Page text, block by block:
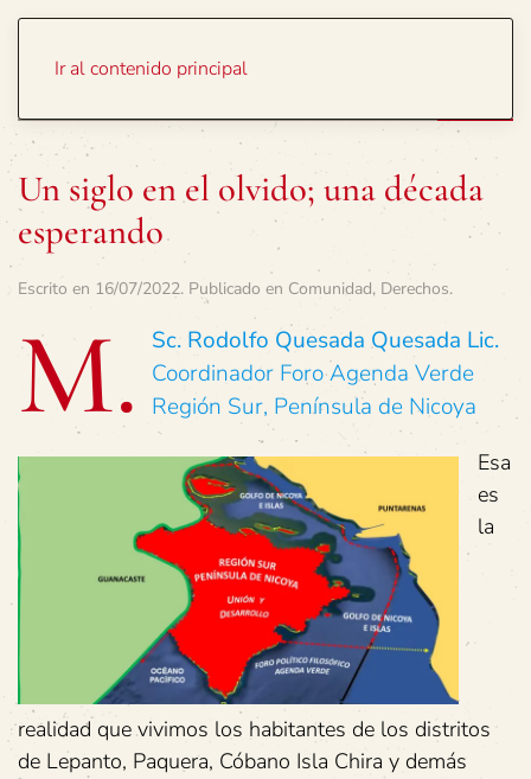
Ir al contenido principal
Un siglo en el olvido; una década
esperando
Escrito en 16/07/2022. Publicado en Comunidad, Derechos.
M.
Sc. Rodolfo Quesada Quesada Lic.
Coordinador Foro Agenda Verde
Región Sur, Península de Nicoya
Esa
es
la
realidad que vivimos los habitantes de los distritos
de Lepanto, Paquera, Cóbano Isla Chira y demás